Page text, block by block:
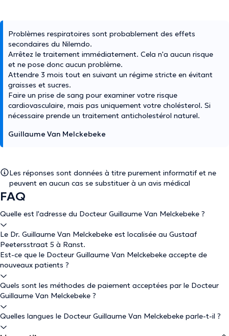
Problèmes respiratoires sont probablement des effets
secondaires du Nilemdo.
Arrêtez le traitement immédiatement. Cela n'a aucun risque
et ne pose donc aucun problème.
Attendre 3 mois tout en suivant un régime stricte en évitant
graisses et sucres.
Faire un prise de sang pour examiner votre risque
cardiovasculaire, mais pas uniquement votre cholésterol. Si
nécessaire prende un traitement anticholestérol naturel.
Guillaume Van Melckebeke
Les réponses sont données à titre purement informatif et ne
peuvent en aucun cas se substituer à un avis médical
FAQ
Quelle est l'adresse du Docteur Guillaume Van Melckebeke ?
Le Dr. Guillaume Van Melckebeke est localisée au Gustaaf
Peetersstraat 5 à Ranst.
Est-ce que le Docteur Guillaume Van Melckebeke accepte de
nouveaux patients ?
Quels sont les méthodes de paiement acceptées par le Docteur
Guillaume Van Melckebeke ?
Quelles langues le Docteur Guillaume Van Melckebeke parle-t-il ?